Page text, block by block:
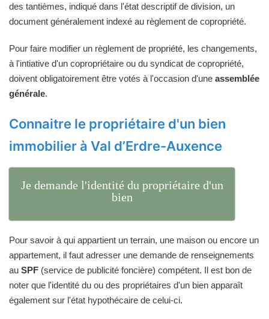
des tantièmes, indiqué dans l'état descriptif de division, un
document généralement indexé au règlement de copropriété.
Pour faire modifier un règlement de propriété, les changements,
à l'intiative d'un copropriétaire ou du syndicat de copropriété,
doivent obligatoirement être votés à l'occasion d'une assemblée
générale.
Connaitre le propriétaire d'un bien
immobilier à Val d’Erdre-Auxence
Je demande l'identité du propriétaire d'un
bien
Pour savoir à qui appartient un terrain, une maison ou encore un
appartement, il faut adresser une demande de renseignements
au SPF (service de publicité foncière) compétent. Il est bon de
noter que l'identité du ou des propriétaires d'un bien apparaît
également sur l'état hypothécaire de celui-ci.